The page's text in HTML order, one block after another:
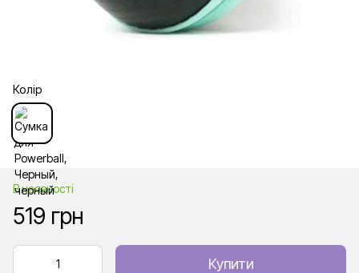
Колір
В наявності
519 грн
Купити